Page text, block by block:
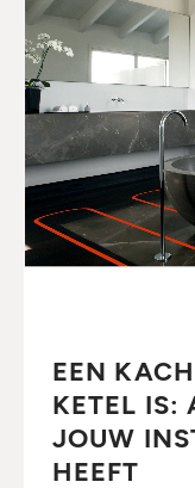
EEN
KETEL IS:
JOUW
HEEFT